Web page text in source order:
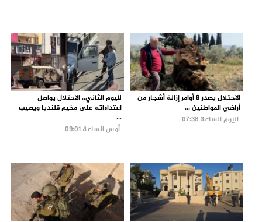
الاحتلال يصدر 8 أوامر إزالة أشجار من
أراضي المواطنين ...
اليوم الساعة 07:38
لليوم الثاني.. الاحتلال يواصل
اعتداءاته على مخيم قلنديا ويصيب
...
أمس الساعة 09:01